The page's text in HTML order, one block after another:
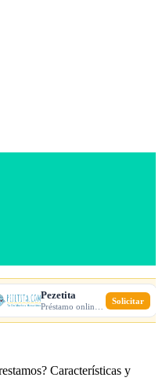
Pezetita Solicitar
Características y